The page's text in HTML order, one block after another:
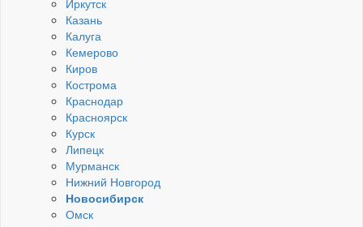
Иркутск
Казань
Калуга
Кемерово
Киров
Кострома
Краснодар
Красноярск
Курск
Липецк
Мурманск
Нижний Новгород
Новосибирск
Омск